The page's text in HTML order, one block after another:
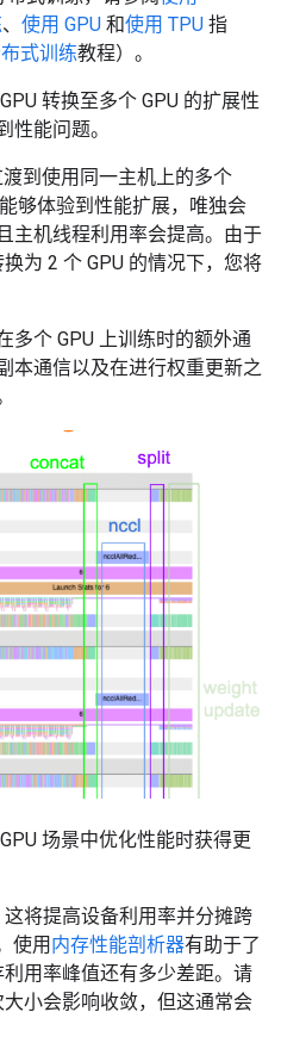
、 使用 GPU 和使用 TPU 指
式训练教程）。
转换至多个 GPU 的扩展性
性能问题。
到使用同一主机上的多个
够体验到性能扩展，唯独会
主机线程利用率会提高。由于
为 2 个 GPU 的情况下，您将
多个 GPU 上训练时的额外通
本通信以及在进行权重更新之
场景中优化性能时获得更
将提高设备利用率并分摊跨
使用 内存性能剖析器有助于了
用率峰值还有多少差距。请
小会影响收敛，但这通常会